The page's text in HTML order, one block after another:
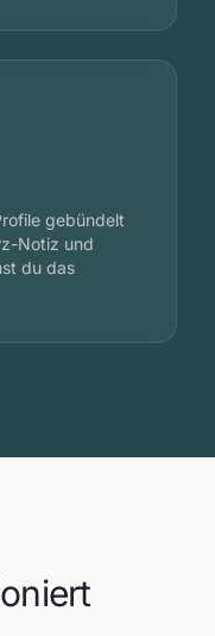
gebündelt
Notiz und
du das